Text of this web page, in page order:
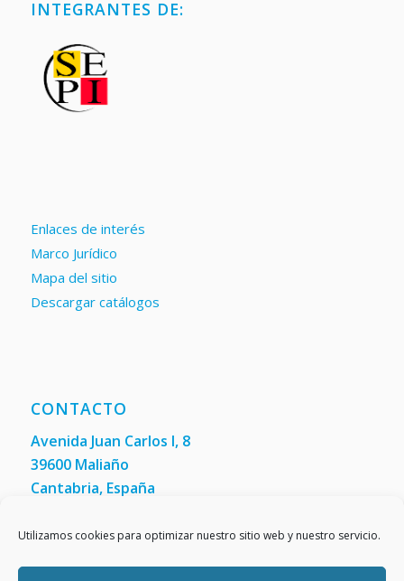
Utilizamos cookies para optimizar nuestro sitio web y nuestro servicio.
INTEGRANTES DE:
Enlaces de interés
Marco Jurídico
Mapa del sitio
Descargar catálogos
CONTACTO
Avenida Juan Carlos I, 8
39600 Maliaño
Cantabria, España
Fax:(+34) 942 200 148